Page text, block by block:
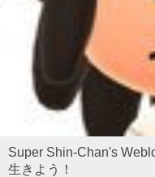
Super Shin-Chan's
生きよう！